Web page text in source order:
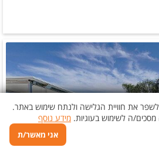
את חוויית הגלישה ולנתח שימוש באתר.
ה לשימוש בעוגיות. מידע נוסף
אני מאשר/ת